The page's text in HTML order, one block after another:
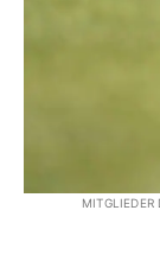
MITGLIEDER